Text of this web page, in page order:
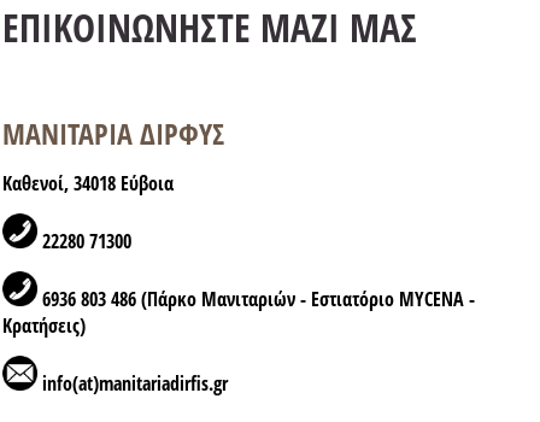
ΕΠΙΚΟΙΝΩΝΗΣΤΕ ΜΑΖΙ ΜΑΣ
MANITAΡΙΑ ΔΙΡΦΥΣ
Καθενοί, 34018 Εύβοια
22280 71300
6936 803 486 (Πάρκο Μανιταριών - Εστιατόριο MYCENA -
Κρατήσεις)
info(at)manitariadirfis.gr